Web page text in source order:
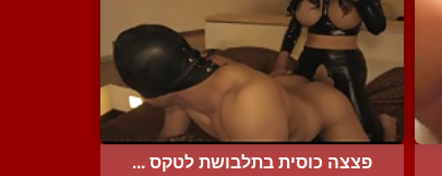
פצצה כוסית בתלבושת לטקס ...